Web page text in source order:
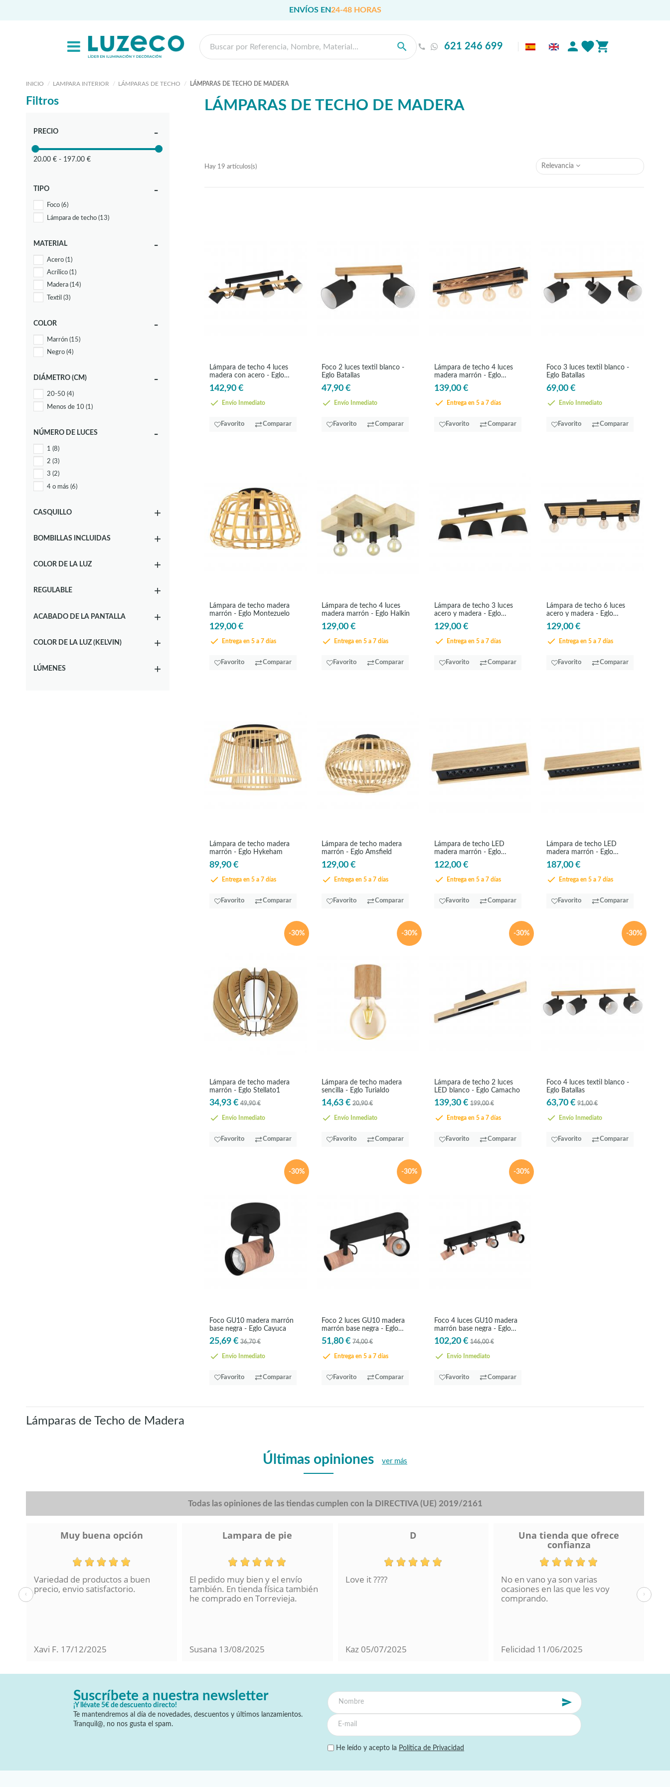
ENVÍOS EN24-48 HORAS
621 246 699
INICIO LAMPARA INTERIOR LÁMPARAS DE TECHO LÁMPARAS DE TECHO DE MADERA
LÁMPARAS DE TECHO DE MADERA
Hay 19 artículos(s) Relevancia
Lámpara de techo 4 luces
madera con acero - Eglo
Hornwood
142,90 €
Envío Inmediato
Favorito Comparar
Foco 2 luces textil blanco -
Eglo Batallas
47,90 €
Envío Inmediato
Favorito Comparar
Lámpara de techo 4 luces
madera marrón - Eglo
Layham
139,00 €
Entrega en 5 a 7 días
Favorito Comparar
Foco 3 luces textil blanco -
Eglo Batallas
69,00 €
Envío Inmediato
Favorito Comparar
Lámpara de techo madera
marrón - Eglo Montezuelo
129,00 €
Entrega en 5 a 7 días
Favorito Comparar
Lámpara de techo 4 luces
madera marrón - Eglo Halkin
129,00 €
Entrega en 5 a 7 días
Favorito Comparar
Lámpara de techo 3 luces
acero y madera - Eglo
Sherburn
129,00 €
Entrega en 5 a 7 días
Favorito Comparar
Lámpara de techo 6 luces
acero y madera - Eglo
Consett
129,00 €
Entrega en 5 a 7 días
Favorito Comparar
Lámpara de techo madera
marrón - Eglo Hykeham
89,90 €
Entrega en 5 a 7 días
Favorito Comparar
Lámpara de techo madera
marrón - Eglo Amsfield
129,00 €
Entrega en 5 a 7 días
Favorito Comparar
Lámpara de techo LED
madera marrón - Eglo
Termini2
122,00 €
Entrega en 5 a 7 días
Favorito Comparar
Lámpara de techo LED
madera marrón - Eglo
Termini2
187,00 €
Entrega en 5 a 7 días
Favorito Comparar
-30%
Lámpara de techo madera
marrón - Eglo Stellato1
34,93 € 49,90 €
Envío Inmediato
Favorito Comparar
-30%
Lámpara de techo madera
sencilla - Eglo Turialdo
14,63 € 20,90 €
Envío Inmediato
Favorito Comparar
-30%
Lámpara de techo 2 luces
LED blanco - Eglo Camacho
139,30 € 199,00 €
Entrega en 5 a 7 días
Favorito Comparar
-30%
Foco 4 luces textil blanco -
Eglo Batallas
63,70 € 91,00 €
Envío Inmediato
Favorito Comparar
-30%
Foco GU10 madera marrón
base negra - Eglo Cayuca
25,69 € 36,70 €
Envío Inmediato
Favorito Comparar
-30%
Foco 2 luces GU10 madera
marrón base negra - Eglo
Cayuca
51,80 € 74,00 €
Entrega en 5 a 7 días
Favorito Comparar
-30%
Foco 4 luces GU10 madera
marrón base negra - Eglo
Cayuca
102,20 € 146,00 €
Envío Inmediato
Favorito Comparar
Filtros
PRECIO
20.00 € - 197.00 €
TIPO
Foco (6)
Lámpara de techo (13)
MATERIAL
Acero (1)
Acrílico (1)
Madera (14)
Textil (3)
COLOR
Marrón (15)
Negro (4)
DIÁMETRO (CM)
20-50 (4)
Menos de 10 (1)
NÚMERO DE LUCES
1 (8)
2 (3)
3 (2)
4 o más (6)
CASQUILLO
BOMBILLAS INCLUIDAS
COLOR DE LA LUZ
REGULABLE
ACABADO DE LA PANTALLA
COLOR DE LA LUZ (KELVIN)
LÚMENES
Lámparas de Techo de Madera
Últimas opiniones ver más
Todas las opiniones de las tiendas cumplen con la DIRECTIVA (UE) 2019/2161
Muy buena opción
Variedad de productos a buen
precio, envio satisfactorio.
Xavi F. 17/12/2025
Lampara de pie
El pedido muy bien y el envío
también. En tienda física también
he comprado en Torrevieja.
Susana 13/08/2025
D
Love it ????
Kaz 05/07/2025
Una tienda que ofrece
confianza
No en vano ya son varias
ocasiones en las que les voy
comprando.
Felicidad 11/06/2025
‹ ›
Suscríbete a nuestra newsletter
¡Y llévate 5€ de descuento directo!
Te mantendremos al día de novedades, descuentos y últimos lanzamientos.
Tranquil@, no nos gusta el spam.
He leído y acepto la Política de Privacidad